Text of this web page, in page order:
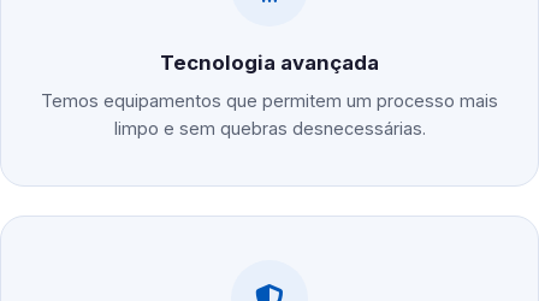
Tecnologia avançada
Temos equipamentos que permitem um processo mais
limpo e sem quebras desnecessárias.